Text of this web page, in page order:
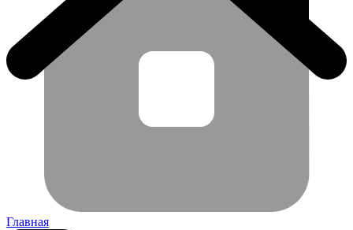
Главная